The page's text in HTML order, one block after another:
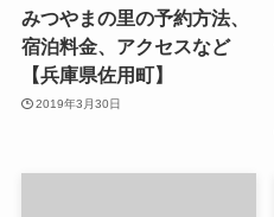
みつやまの里の予約方法、
宿泊料金、アクセスなど
【兵庫県佐用町】
2019年3月30日